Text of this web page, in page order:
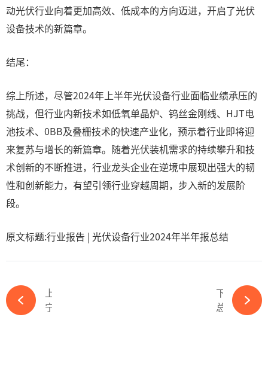
动光伏行业向着更加高效、低成本的方向迈进，开启了光伏
设备技术的新篇章。
结尾：
综上所述，尽管2024年上半年光伏设备行业面临业绩承压的
挑战，但行业内新技术如低氧单晶炉、钨丝金刚线、HJT电
池技术、0BB及叠栅技术的快速产业化，预示着行业即将迎
来复苏与增长的新篇章。随着光伏装机需求的持续攀升和技
术创新的不断推进，行业龙头企业在逆境中展现出强大的韧
性和创新能力，有望引领行业穿越周期，步入新的发展阶
段。
原文标题:行业报告 | 光伏设备行业2024年半年报总结
下一篇
总投资90亿元！又一光伏项目正式签约-ky体育APP官网下载